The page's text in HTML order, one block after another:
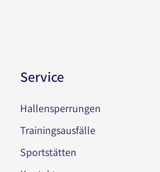
Service
Hallensperrungen
Trainingsausfälle
Sportstätten